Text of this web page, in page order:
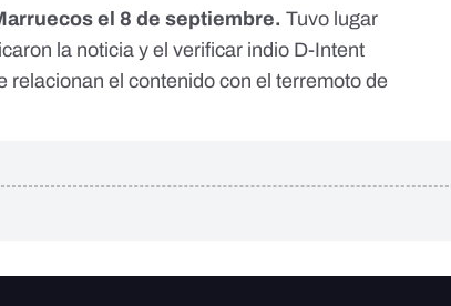
el 8 de septiembre.Tuvo lugar
la noticia y el verificar indio D-Intent
relacionan el contenido con el terremoto de